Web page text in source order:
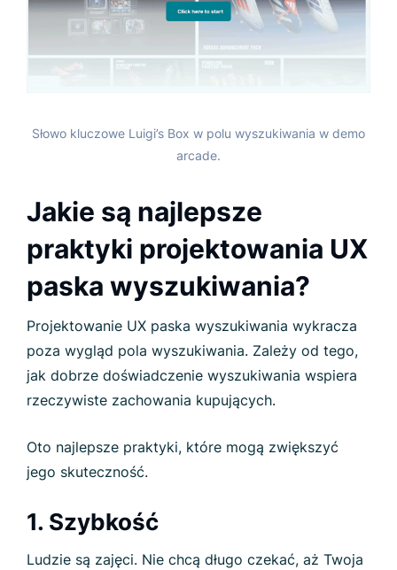
Słowo kluczowe Luigi’s Box w polu wyszukiwania w demo
arcade.
Jakie są najlepsze
praktyki projektowania UX
paska wyszukiwania?
Projektowanie UX paska wyszukiwania wykracza
poza wygląd pola wyszukiwania. Zależy od tego,
jak dobrze doświadczenie wyszukiwania wspiera
rzeczywiste zachowania kupujących.
Oto najlepsze praktyki, które mogą zwiększyć
jego skuteczność.
1. Szybkość
Ludzie są zajęci. Nie chcą długo czekać, aż Twoja